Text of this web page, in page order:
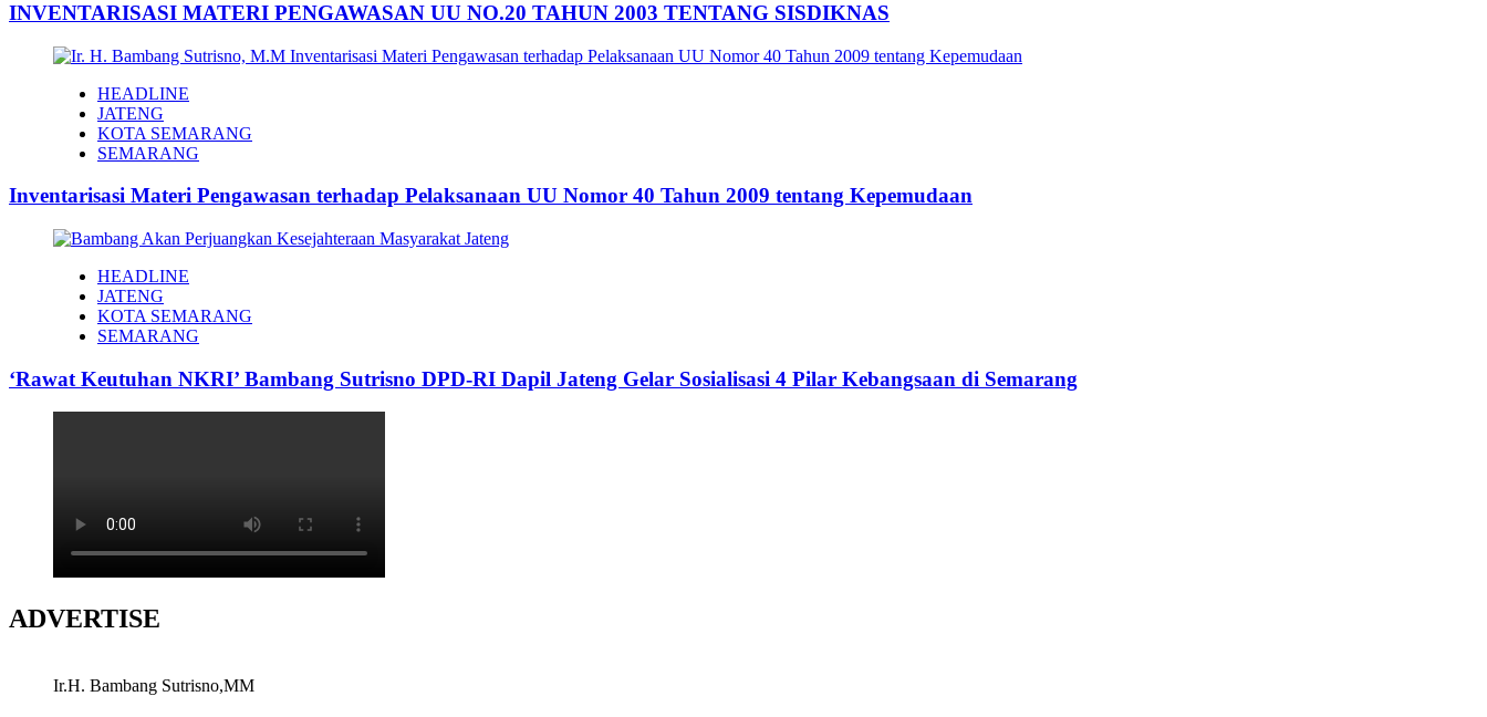
INVENTARISASI MATERI PENGAWASAN UU NO.20 TAHUN 2003 TENTANG SISDIKNAS
HEADLINE
JATENG
KOTA SEMARANG
SEMARANG
Inventarisasi Materi Pengawasan terhadap Pelaksanaan UU Nomor 40 Tahun 2009 tentang Kepemudaan
HEADLINE
JATENG
KOTA SEMARANG
SEMARANG
‘Rawat Keutuhan NKRI’ Bambang Sutrisno DPD-RI Dapil Jateng Gelar Sosialisasi 4 Pilar Kebangsaan di Semarang
ADVERTISE
Ir.H. Bambang Sutrisno,MM